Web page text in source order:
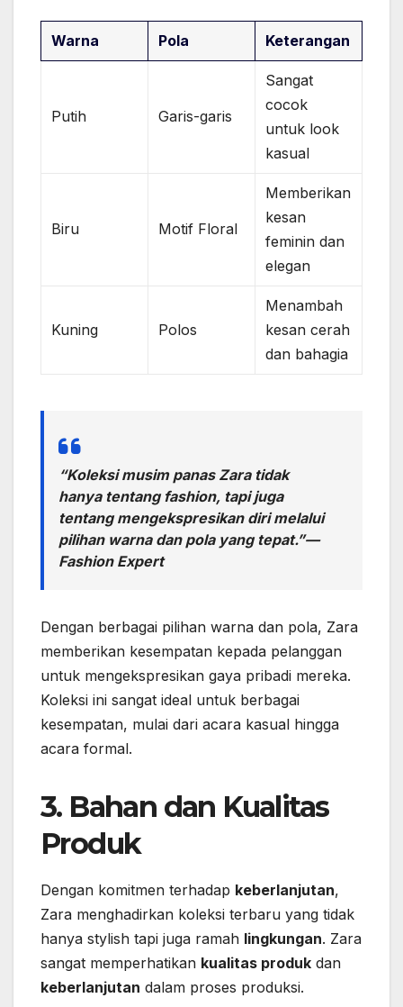
Warna Pola Keterangan
Putih Garis-garis
Sangat
cocok
untuk look
kasual
Biru Motif Floral
Memberikan
kesan
feminin dan
elegan
Kuning Polos
Menambah
kesan cerah
dan bahagia
“Koleksi musim panas Zara tidak
hanya tentang fashion, tapi juga
tentang mengekspresikan diri melalui
pilihan warna dan pola yang tepat.”—
Fashion Expert
Dengan berbagai pilihan warna dan pola, Zara
memberikan kesempatan kepada pelanggan
untuk mengekspresikan gaya pribadi mereka.
Koleksi ini sangat ideal untuk berbagai
kesempatan, mulai dari acara kasual hingga
acara formal.
3. Bahan dan Kualitas
Produk
Dengan komitmen terhadap keberlanjutan,
Zara menghadirkan koleksi terbaru yang tidak
hanya stylish tapi juga ramah lingkungan. Zara
sangat memperhatikan kualitas produk dan
keberlanjutan dalam proses produksi.